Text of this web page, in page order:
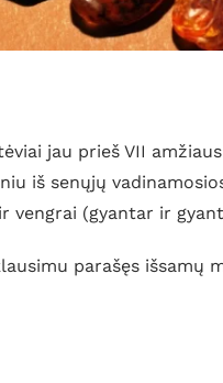
jau prieš VII
iš senųjų
vengrai (gyantar ir
parašęs išsamų